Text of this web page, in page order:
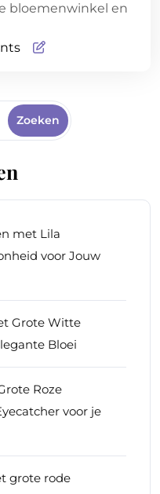
bloemenwinkel en
Zoeken
met Lila
voor Jouw
Grote Witte
Bloei
Roze
voor je
grote rode